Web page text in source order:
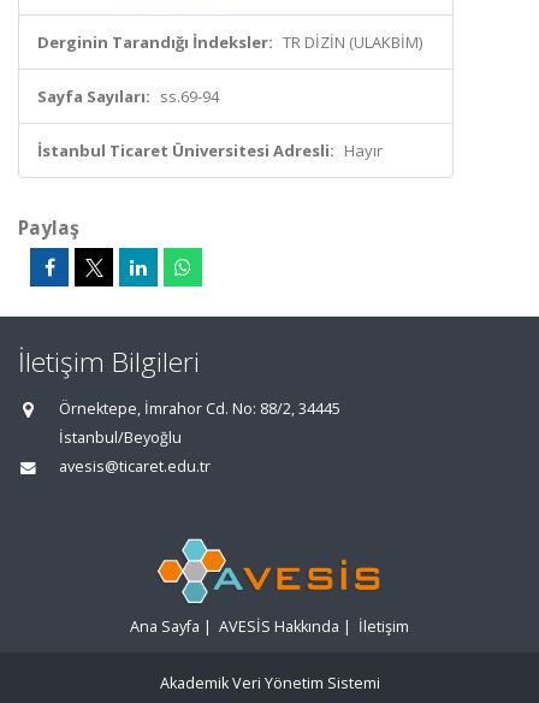
Derginin Tarandığı İndeksler: TR DİZİN (ULAKBİM)
Sayfa Sayıları: ss.69-94
İstanbul Ticaret Üniversitesi Adresli: Hayır
Paylaş
İletişim Bilgileri
Örnektepe, İmrahor Cd. No: 88/2, 34445
İstanbul/Beyoğlu
avesis@ticaret.edu.tr
Ana Sayfa | AVESİS Hakkında | İletişim
Akademik Veri Yönetim Sistemi